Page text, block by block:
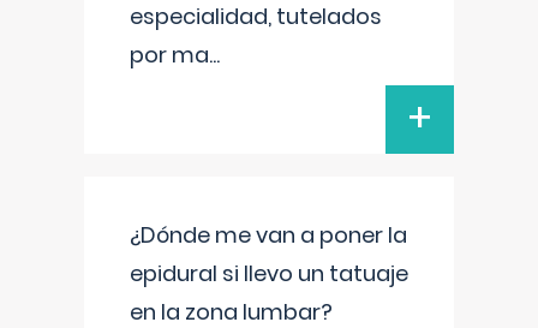
especialidad, tutelados
por ma...
+
¿Dónde me van a poner la
epidural si llevo un tatuaje
en la zona lumbar?